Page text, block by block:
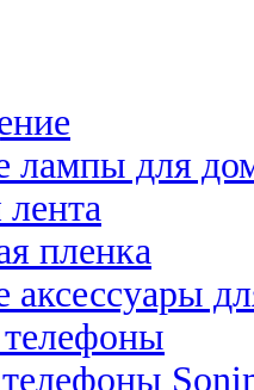
лампы для
пленка